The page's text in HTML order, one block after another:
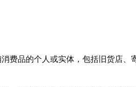
费品的个人或实体，包括旧货店